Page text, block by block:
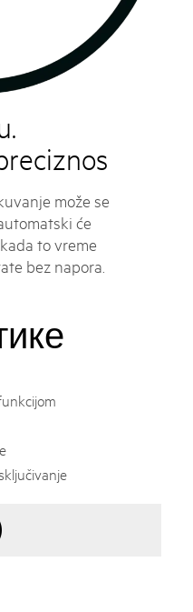
može se
će
to vreme
bez napora.